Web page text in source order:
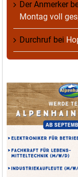
Der Anmerker
Montag voll
Durchruf bei